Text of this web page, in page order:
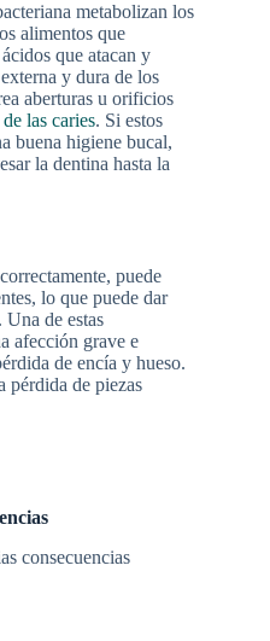
metabolizan los
alimentos que
que atacan y
y dura de los
aberturas u orificios
las caries. Si estos
buena higiene bucal,
la dentina hasta la
puede
lo que puede dar
Una de estas
afección grave e
de encía y hueso.
pérdida de piezas
consecuencias